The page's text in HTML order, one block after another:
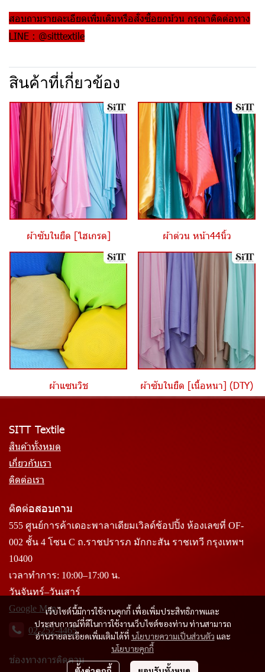
สอบถามรายละเอียดเพิ่มเติมหรือสั่งซื้อยกม้วน กรุณาติดต่อทาง
LINE : @sitttextile
สินค้าที่เกี่ยวข้อง
ผ้าซับในยืด [ไฮเกรด] ผ้าต่วน หน้า44นิ้ว
ผ้าแซนวิช ผ้าซับในยืด [เนื้อหนา] (DTY)
เว็บไซต์นี้มีการใช้งานคุกกี้ เพื่อเพิ่มประสิทธิภาพและ
ประสบการณ์ที่ดีในการใช้งานเว็บไซต์ของท่าน ท่านสามารถ
อ่านรายละเอียดเพิ่มเติมได้ที่ นโยบายความเป็นส่วนตัว และ
นโยบายคุกกี้
SITT Textile
สินค้าทั้งหมด
เกี่ยวกับเรา
ติดต่อเรา
ติดต่อสอบถาม
555 ศูนย์การค้าเดอะพาลาเดียมเวิลด์ช้อปปิ้ง ห้องเลขที่ OF-
002 ชั้น 4 โซน C ถ.ราชปรารภ มักกะสัน ราชเทวี กรุงเทพฯ
10400
เวลาทำการ: 10:00–17:00 น.
วันจันทร์–วันเสาร์
Google Map
02-252-4465
ช่องทางการติดตาม